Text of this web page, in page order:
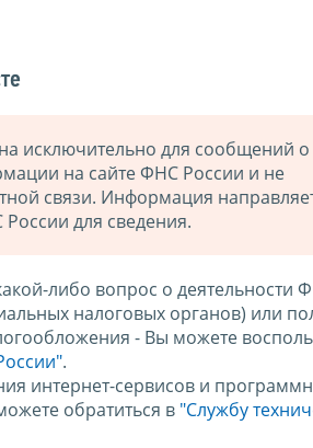
исключительно для сообщений о
на сайте ФНС России и не
связи. Информация
для сведения.
либо вопрос о деятельности
налоговых органов) или
- Вы можете
.
интернет-сервисов и
обратиться в "Службу